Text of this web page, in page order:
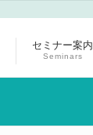
セミナー案内
Seminars